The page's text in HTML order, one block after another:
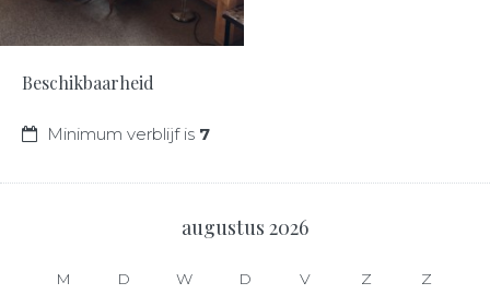
Beschikbaarheid
Minimum verblijf is 7
augustus 2026
M D W D V Z Z